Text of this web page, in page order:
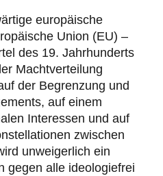
europäische
Union (EU) –
des 19. Jahrhunderts
Machtverteilung
der Begrenzung und
auf einem
Interessen und auf
zwischen
unweigerlich ein
gegen alle ideologiefrei